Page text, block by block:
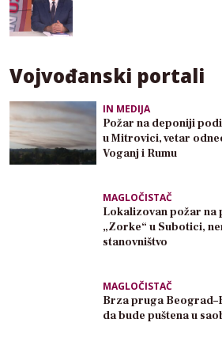
Vojvođanski portali
IN MEDIJA
Požar na deponiji
u Mitrovici, vetar
Voganj i Rumu
MAGLOČISTAČ
Lokalizovan požar na
„Zorke“ u Subotici,
stanovništvo
MAGLOČISTAČ
Brza pruga
da bude puštena u